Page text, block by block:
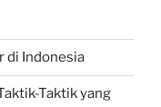
di Indonesia
Taktik yang